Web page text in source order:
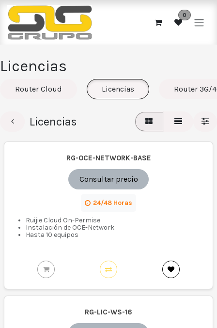
Ir al contenido
0
Licencias
Router Cloud Licencias Router 3G/
Licencias
RG-OCE-NETWORK-BASE
Consultar precio
24/48 Horas
Ruijie Cloud On-Permise
Instalación de OCE-Network
Hasta 10 equipos
RG-LIC-WS-16